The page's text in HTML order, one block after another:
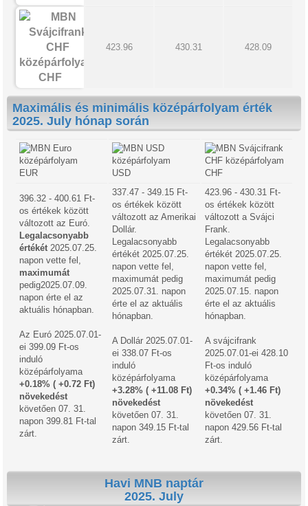
CHF
423.96 430.31 428.09
Maximális és minimális középárfolyam érték
2025. July hónap során
EUR USD CHF
396.32 - 400.61 Ft-
os értékek között
változott az Euró.
Legalacsonyabb
értékét 2025.07.25.
napon vette fel,
maximumát
pedig2025.07.09.
napon érte el az
aktuális hónapban.
Az Euró 2025.07.01-
ei 399.09 Ft-os
induló
középárfolyama
+0.18% ( +0.72 Ft)
növekedést
követően 07. 31.
napon 399.81 Ft-tal
zárt.
337.47 - 349.15 Ft-
os értékek között
változott az Amerikai
Dollár.
Legalacsonyabb
értékét 2025.07.25.
napon vette fel,
maximumát pedig
2025.07.31. napon
érte el az aktuális
hónapban.
A Dollár 2025.07.01-
ei 338.07 Ft-os
induló
középárfolyama
+3.28% ( +11.08 Ft)
növekedést
követően 07. 31.
napon 349.15 Ft-tal
zárt.
423.96 - 430.31 Ft-
os értékek között
változott a Svájci
Frank.
Legalacsonyabb
értékét 2025.07.25.
napon vette fel,
maximumát pedig
2025.07.15. napon
érte el az aktuális
hónapban.
A svájcifrank
2025.07.01-ei 428.10
Ft-os induló
középárfolyama
+0.34% ( +1.46 Ft)
növekedést
követően 07. 31.
napon 429.56 Ft-tal
zárt.
Havi MNB naptár
2025. July